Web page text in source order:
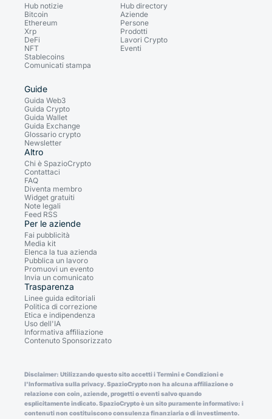
Hub notizie
Bitcoin
Ethereum
Xrp
DeFi
NFT
Stablecoins
Comunicati stampa
Hub directory
Aziende
Persone
Prodotti
Lavori Crypto
Eventi
Guide
Guida Web3
Guida Crypto
Guida Wallet
Guida Exchange
Glossario crypto
Newsletter
Altro
Chi è SpazioCrypto
Contattaci
FAQ
Diventa membro
Widget gratuiti
Note legali
Feed RSS
Per le aziende
Fai pubblicità
Media kit
Elenca la tua azienda
Pubblica un lavoro
Promuovi un evento
Invia un comunicato
Trasparenza
Linee guida editoriali
Politica di correzione
Etica e indipendenza
Uso dell'IA
Informativa affiliazione
Contenuto Sponsorizzato
Disclaimer: Utilizzando questo sito accetti i Termini e Condizioni e
l'Informativa sulla privacy. SpazioCrypto non ha alcuna affiliazione o
relazione con coin, aziende, progetti o eventi salvo quando
esplicitamente indicato. SpazioCrypto è un sito puramente informativo: i
contenuti non costituiscono consulenza finanziaria o di investimento.